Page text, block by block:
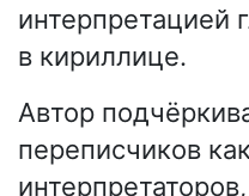
интерпретацией
в кириллице.
Автор
переписчиков